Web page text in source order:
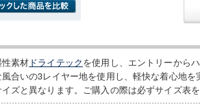
素材 ドライテックを使用し、エントリーから
合いの3レイヤー地を使用し、軽快な着心地
ズと異なります。ご購入の際は必ずサイズ表